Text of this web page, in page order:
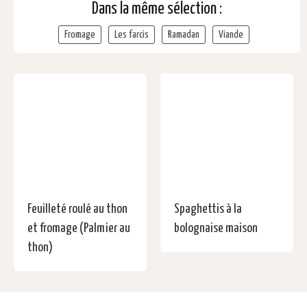
Dans la même sélection :
Fromage Les farcis Ramadan Viande
Feuilleté roulé au thon
et fromage (Palmier au
thon)
Spaghettis à la
bolognaise maison